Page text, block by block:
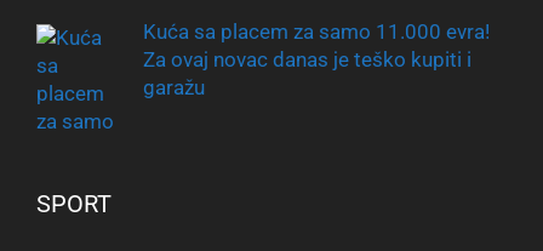
Kuća sa placem za samo 11.000 evra!
Za ovaj novac danas je teško kupiti i
garažu
SPORT